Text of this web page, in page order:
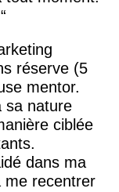
réserve (5
mentor.
sa nature
ciblée
dans ma
me recentrer